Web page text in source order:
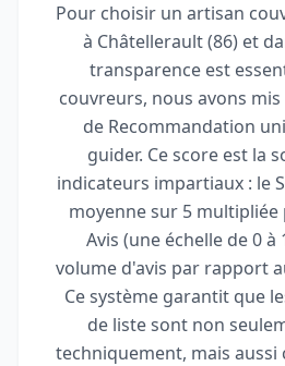
Pour choisir un artisan
à Châtellerault (86) et
transparence est
couvreurs, nous avons
de Recommandation
guider. Ce score est la
indicateurs impartiaux : le
moyenne sur 5 multipliée
Avis (une échelle de 0 à
volume d'avis par rapport
Ce système garantit que
de liste sont non
techniquement, mais